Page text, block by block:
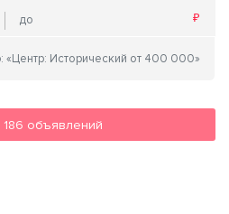
186 объявлений